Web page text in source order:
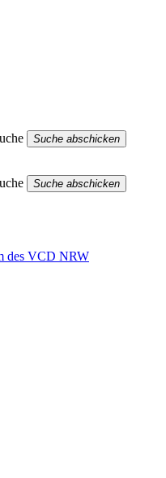
Suche abschicken
Suche abschicken
des VCD NRW